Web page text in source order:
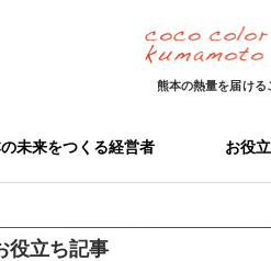
熊本の熱量を届ける
未来をつくる経営者 お役
役立ち記事